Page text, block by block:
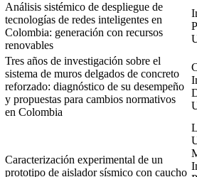
Análisis sistémico de despliegue de
tecnologías de redes inteligentes en
Colombia: generación con recursos
renovables
Tres años de investigación sobre el
sistema de muros delgados de concreto
reforzado: diagnóstico de su desempeño
y propuestas para cambios normativos
en Colombia
Caracterización experimental de un
prototipo de aislador sísmico con caucho